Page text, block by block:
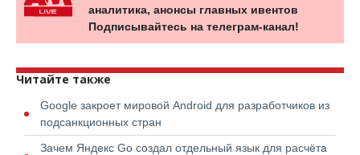
аналитика, анонсы главных ивентов
Подписывайтесь на телеграм-канал!
Читайте также
Google закроет мировой Android для разработчиков из
подсанкционных стран
Зачем Яндекс Go создал отдельный язык для расчёта